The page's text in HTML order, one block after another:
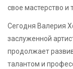
свое мастерство и
Сегодня Валерия
заслуженной
продолжает
талантом и